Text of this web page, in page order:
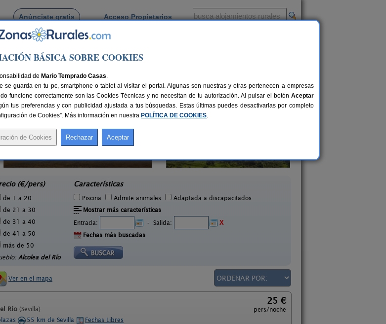
Anúnciate gratis Acceso Propietarios
Hacienda San José
(€/pers)
de 1 a 20
de 21 a 30
de 31 a 40
de 41 a 50
más de 50
Alcolea del Río
Características
Piscina Admite animales
Adaptada a discapacitados
Mostrar más características
Entrada:
- Salida:
X
Fechas más buscadas
Ver en el mapa
Río (Sevilla)
25 €
pers/noche
55 km de Sevilla
Fechas Libres
BÁSICA SOBRE COOKIES
de Mario Temprado Casas.
guarda en tu pc, smartphone o tablet al visitar el portal. Algunas son nuestras y otras pertenecen a empresas
funcione correctamente son las Cookies Técnicas y no necesitan de tu autorización. Al pulsar el botón Aceptar
tus preferencias y con publicidad ajustada a tus búsquedas. Estas últimas puedes desactivarlas por completo
de Cookies”. Más información en nuestra POLÍTICA DE COOKIES.